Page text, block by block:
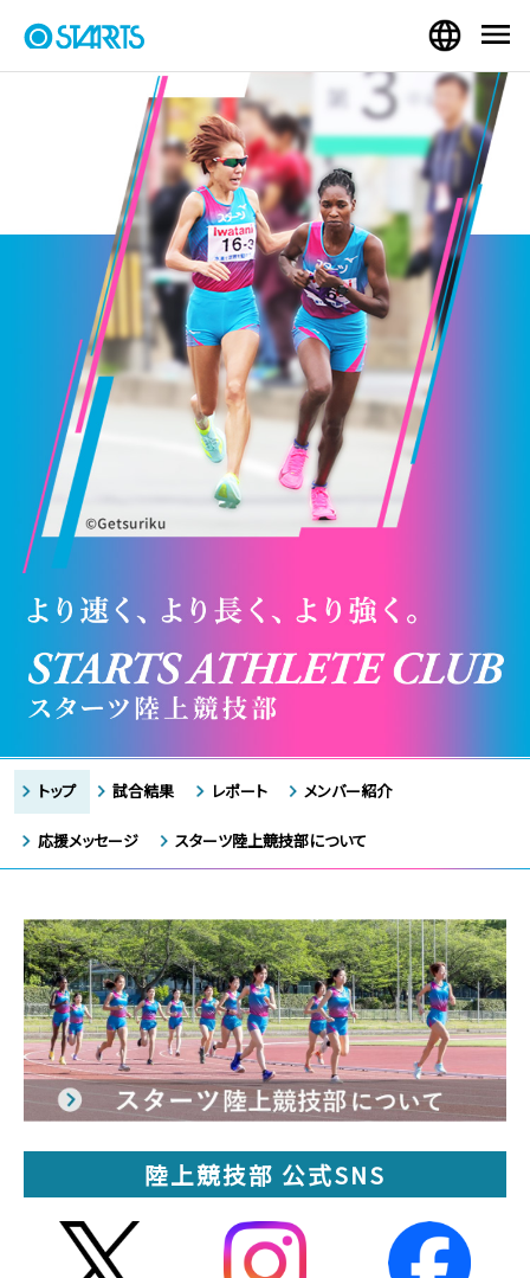
トップ 試合結果 レポート メンバー紹介
応援メッセージ スターツ陸上競技部について
陸上競技部 公式SNS